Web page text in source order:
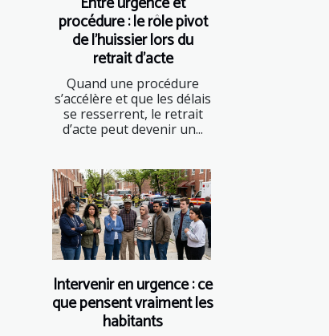
procédure : le rôle pivot
de l’huissier lors du
retrait d’acte
Quand une procédure
s’accélère et que les délais
se resserrent, le retrait
d’acte peut devenir un...
Intervenir en urgence : ce
que pensent vraiment les
habitants